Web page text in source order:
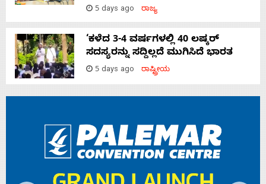
5 days ago ರಾಜ್ಯ
‘ಕಳೆದ 3-4 ವರ್ಷಗಳಲ್ಲಿ 40 ಲಷ್ಕರ್
ಸದಸ್ಯರನ್ನು ಸದ್ದಿಲ್ಲದೆ ಮುಗಿಸಿದೆ ಭಾರತ
5 days ago ರಾಷ್ಟ್ರೀಯ